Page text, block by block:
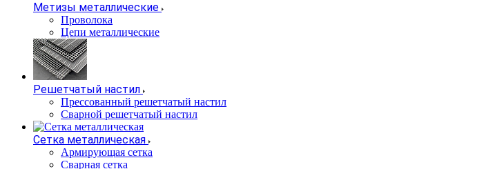
Метизы металлические
Проволока
Цепи металлические
Решетчатый настил
Прессованный решетчатый настил
Сварной решетчатый настил
Сетка металлическая
Армирующая сетка
Сварная сетка